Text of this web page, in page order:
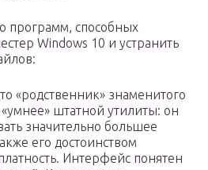
программ, способных
Windows 10 и устранить
«родственник» знаменитого
штатной утилиты: он
значительно большее
его достоинством
Интерфейс понятен